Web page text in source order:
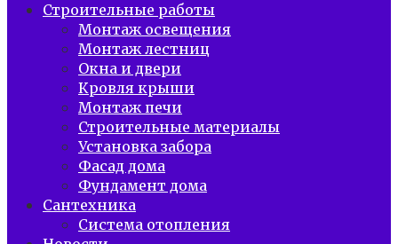
Строительные работы
Монтаж освещения
Монтаж лестниц
Окна и двери
Кровля крыши
Монтаж печи
Строительные материалы
Установка забора
Фасад дома
Фундамент дома
Сантехника
Система отопления